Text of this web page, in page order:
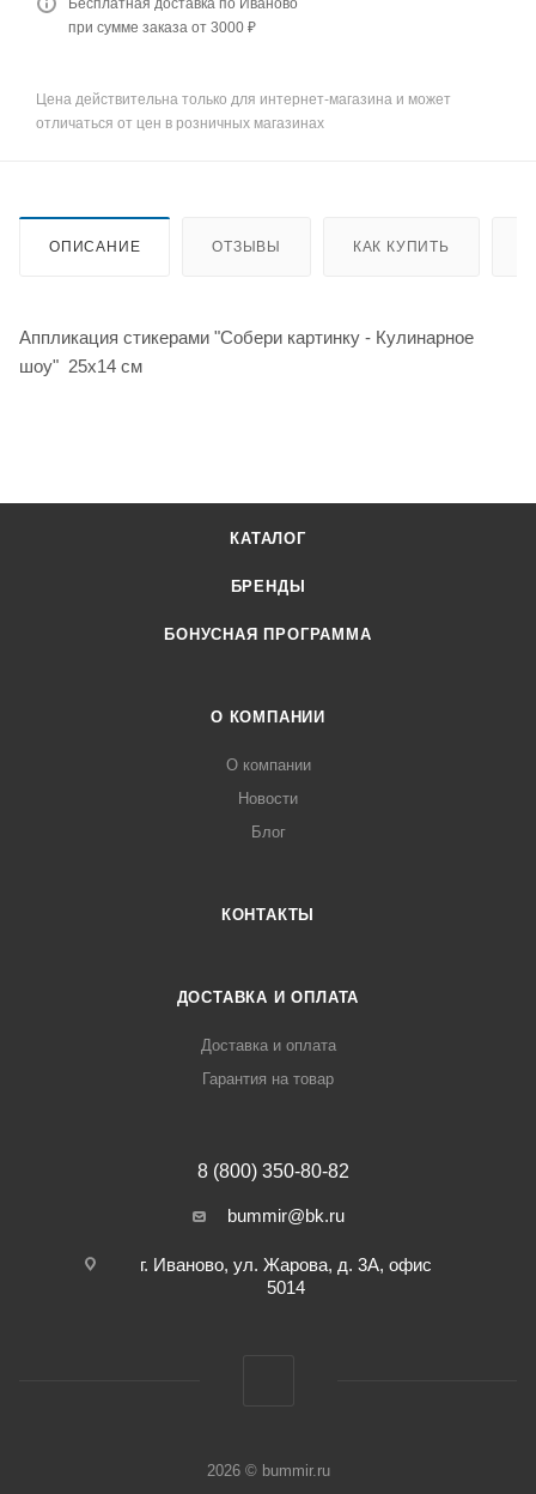
при сумме заказа от 3000 ₽
Цена действительна только для интернет-магазина и может
отличаться от цен в розничных магазинах
ОПИСАНИЕ ОТЗЫВЫ КАК КУПИТЬ
Аппликация стикерами "Собери картинку - Кулинарное
шоу" 25х14 см
КАТАЛОГ
БРЕНДЫ
БОНУСНАЯ ПРОГРАММА
О КОМПАНИИ
О компании
Новости
Блог
КОНТАКТЫ
ДОСТАВКА И ОПЛАТА
Доставка и оплата
Гарантия на товар
8 (800) 350-80-82
bummir@bk.ru
г. Иваново, ул. Жарова, д. 3А, офис
5014
2026 © bummir.ru